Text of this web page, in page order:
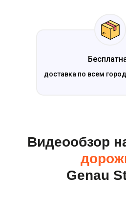
доставка по всем
Видеообзор
Genau